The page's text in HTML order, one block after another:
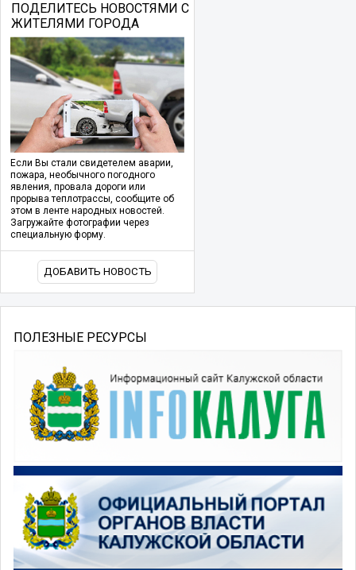
ПОДЕЛИТЕСЬ НОВОСТЯМИ С
ЖИТЕЛЯМИ ГОРОДА
Если Вы стали свидетелем аварии,
пожара, необычного погодного
явления, провала дороги или
прорыва теплотрассы, сообщите об
этом в ленте народных новостей.
Загружайте фотографии через
специальную форму.
ДОБАВИТЬ НОВОСТЬ
ПОЛЕЗНЫЕ РЕСУРСЫ